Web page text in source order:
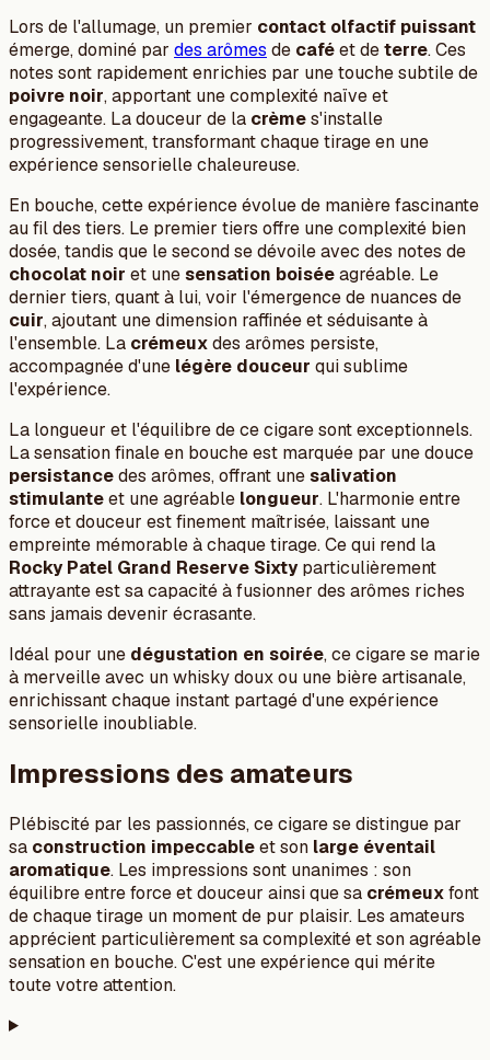
Lors de l'allumage, un premier contact olfactif puissant
émerge, dominé par des arômes de caféet deterre. Ces
notes sont rapidement enrichies par une touche subtile de
poivre noir, apportant une complexité naïve et
engageante. La douceur de la crèmes'installe
progressivement, transformant chaque tirage en une
expérience sensorielle chaleureuse.
En bouche, cette expérience évolue de manière fascinante
au fil des tiers. Le premier tiers offre une complexité bien
dosée, tandis que le second se dévoile avec des notes de
chocolat noir et unesensation boiséeagréable. Le
dernier tiers, quant à lui, voir l'émergence de nuances de
cuir, ajoutant une dimension raffinée et séduisante à
l'ensemble. La crémeuxdes arômes persiste,
accompagnée d'une légère douceur qui sublime
l'expérience.
La longueur et l'équilibre de ce cigare sont exceptionnels.
La sensation finale en bouche est marquée par une douce
persistancedes arômes, offrant unesalivation
stimulanteet une agréable longueur. L'harmonie entre
force et douceur est finement maîtrisée, laissant une
empreinte mémorable à chaque tirage. Ce qui rend la
Rocky Patel Grand Reserve Sixtyparticulièrement
attrayante est sa capacité à fusionner des arômes riches
sans jamais devenir écrasante.
Idéal pour une dégustation en soirée, ce cigare se marie
à merveille avec un whisky doux ou une bière artisanale,
enrichissant chaque instant partagé d'une expérience
sensorielle inoubliable.
Impressions des amateurs
Plébiscité par les passionnés, ce cigare se distingue par
sa construction impeccableet son large éventail
aromatique. Les impressions sont unanimes : son
équilibre entre force et douceur ainsi que sa crémeuxfont
de chaque tirage un moment de pur plaisir. Les amateurs
apprécient particulièrement sa complexité et son agréable
sensation en bouche. C'est une expérience qui mérite
toute votre attention.